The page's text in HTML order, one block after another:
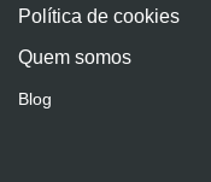
Política de cookies
Quem somos
Blog